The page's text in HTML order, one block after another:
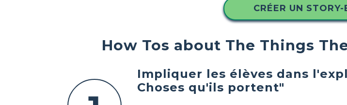
CRÉER UN
How Tos about The Things
Impliquer les élèves dans
Choses qu'ils portent"